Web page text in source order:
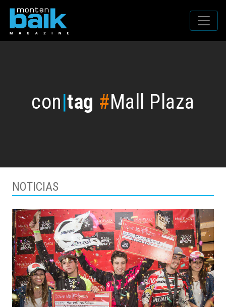
con|tag #Mall Plaza
NOTICIAS